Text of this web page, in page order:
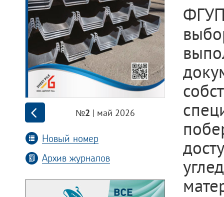
№2 | май 2026
Новый номер
Архив журналов